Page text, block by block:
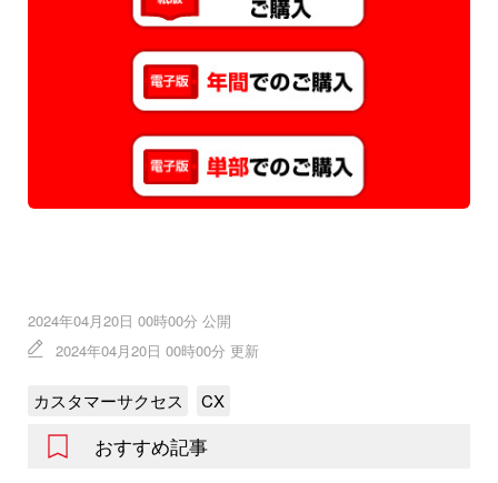
2024年04月20日 00時00分 公開
2024年04月20日 00時00分 更新
カスタマーサクセス CX
おすすめ記事